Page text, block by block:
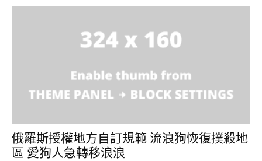
俄羅斯授權地方自訂規範 流浪狗恢復撲殺地
區 愛狗人急轉移浪浪